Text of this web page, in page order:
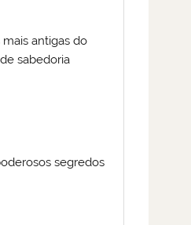
antigas do
sabedoria
segredos